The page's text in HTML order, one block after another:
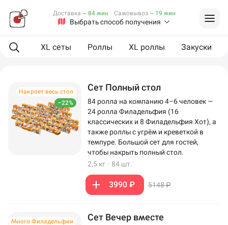
Выбрать способ получения
Доставка ~ 84 мин · Самовывоз ~ 19 мин
еда XL сеты Роллы XL роллы Закуски
–22%
Накроет весь стол Сет Полный стол
84 ролла на компанию 4–6 человек —
24 ролла Филадельфия (16
классических и 8 Филадельфия Хот), а
также роллы с угрём и креветкой в
темпуре. Большой сет для гостей,
чтобы накрыть полный стол.
2,5 кг · 84 шт.
3990 ₽ 5148 ₽
Много Филадельфии Сет Вечер вместе